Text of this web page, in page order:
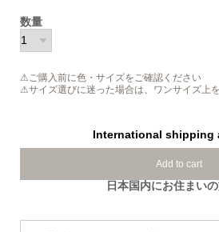
数量
⚠ご購入前に色・サイズをご確認ください
⚠サイズ選びに迷った場合は、ワンサイズ上
International shipping
Add to cart
日本国内にお住まい